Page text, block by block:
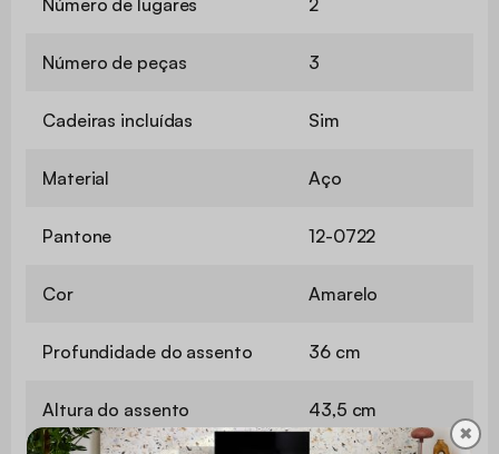
Número de peças 3
Cadeiras incluídas Sim
Material Aço
Pantone 12-0722
Cor Amarelo
Profundidade do assento 36 cm
Altura do assento 43,5 cm
✖